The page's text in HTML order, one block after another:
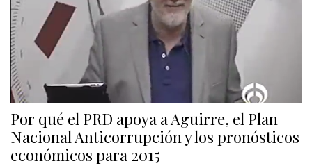
Por qué el PRD apoya a Aguirre, el Plan
Nacional Anticorrupción y los pronósticos
económicos para 2015